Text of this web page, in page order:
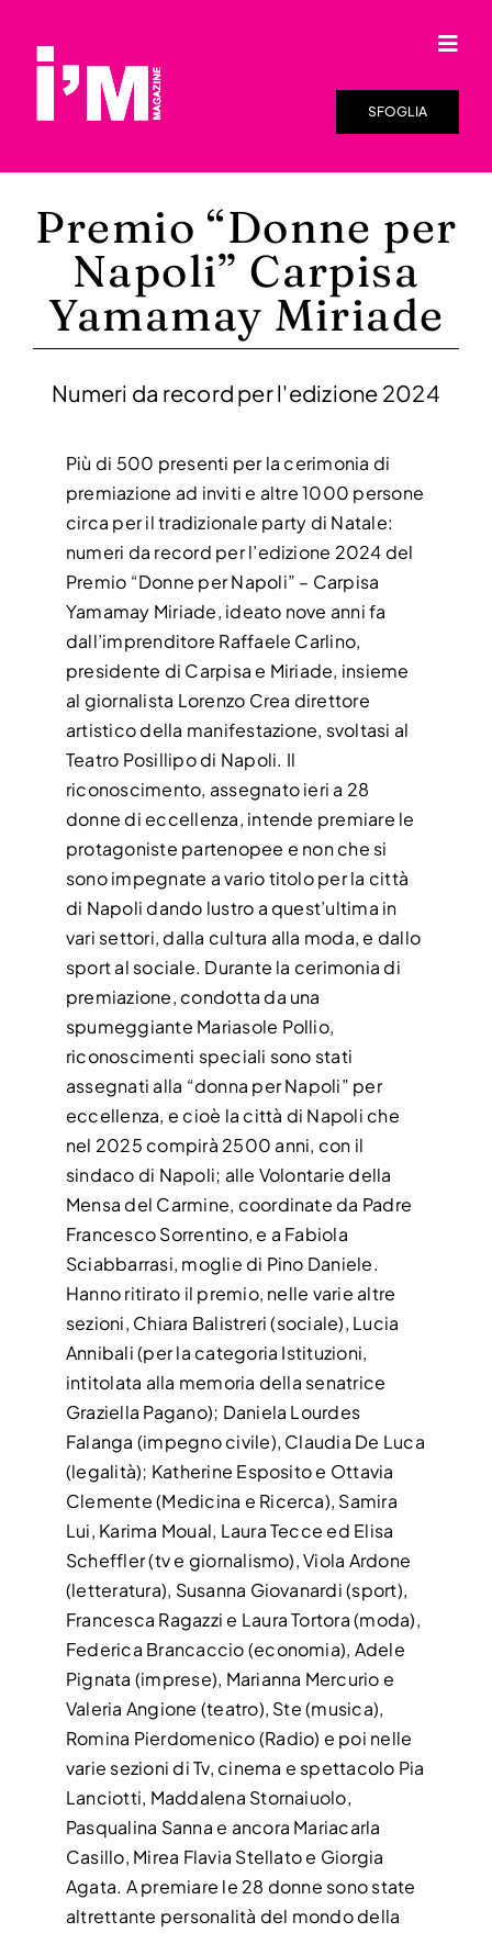
contenuto
I’M ONLINE
DISTRIBUZIONE
RASSEGNA STAMPA
VIDEO
CHI SIAMO
CONTATTI
SFOGLIA
Premio “Donne per
Napoli” Carpisa
Yamamay Miriade
Numeri da record per l'edizione 2024
Più di 500 presenti per la cerimonia di
premiazione ad inviti e altre 1000 persone
circa per il tradizionale party di Natale:
numeri da record per l’edizione 2024 del
Premio “Donne per Napoli” – Carpisa
Yamamay Miriade, ideato nove anni fa
dall’imprenditore Raffaele Carlino,
presidente di Carpisa e Miriade, insieme
al giornalista Lorenzo Crea direttore
artistico della manifestazione, svoltasi al
Teatro Posillipo di Napoli. Il
riconoscimento, assegnato ieri a 28
donne di eccellenza, intende premiare le
protagoniste partenopee e non che si
sono impegnate a vario titolo per la città
di Napoli dando lustro a quest’ultima in
vari settori, dalla cultura alla moda, e dallo
sport al sociale. Durante la cerimonia di
premiazione, condotta da una
spumeggiante Mariasole Pollio,
riconoscimenti speciali sono stati
assegnati alla “donna per Napoli” per
eccellenza, e cioè la città di Napoli che
nel 2025 compirà 2500 anni, con il
sindaco di Napoli; alle Volontarie della
Mensa del Carmine, coordinate da Padre
Francesco Sorrentino, e a Fabiola
Sciabbarrasi, moglie di Pino Daniele.
Hanno ritirato il premio, nelle varie altre
sezioni, Chiara Balistreri (sociale), Lucia
Annibali (per la categoria Istituzioni,
intitolata alla memoria della senatrice
Graziella Pagano); Daniela Lourdes
Falanga (impegno civile), Claudia De Luca
(legalità); Katherine Esposito e Ottavia
Clemente (Medicina e Ricerca), Samira
Lui, Karima Moual, Laura Tecce ed Elisa
Scheffler (tv e giornalismo), Viola Ardone
(letteratura), Susanna Giovanardi (sport),
Francesca Ragazzi e Laura Tortora (moda),
Federica Brancaccio (economia), Adele
Pignata (imprese), Marianna Mercurio e
Valeria Angione (teatro), Ste (musica),
Romina Pierdomenico (Radio) e poi nelle
varie sezioni di Tv, cinema e spettacolo Pia
Lanciotti, Maddalena Stornaiuolo,
Pasqualina Sanna e ancora Mariacarla
Casillo, Mirea Flavia Stellato e Giorgia
Agata. A premiare le 28 donne sono state
altrettante personalità del mondo della